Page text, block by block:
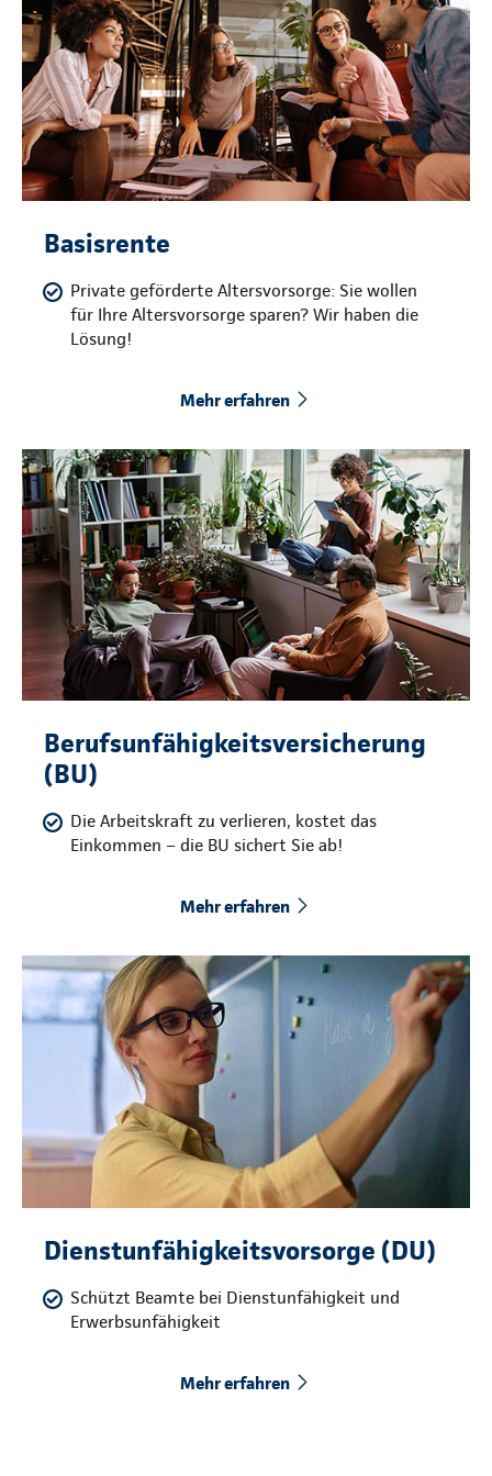
Basisrente
Private geförderte Altersvorsorge: Sie wollen
für Ihre Altersvorsorge sparen? Wir haben die
Lösung!
Mehr erfahren
Berufsunfähigkeitsversicherung
(BU)
Die Arbeitskraft zu verlieren, kostet das
Einkommen – die BU sichert Sie ab!
Mehr erfahren
Dienstunfähigkeitsvorsorge (DU)
Schützt Beamte bei Dienstunfähigkeit und
Erwerbsunfähigkeit
Mehr erfahren